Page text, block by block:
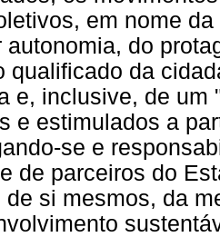
em nome
autonomia, do
qualificado da
e, inclusive, de um
e estimulados a
se e
de parceiros do
de si mesmos, da